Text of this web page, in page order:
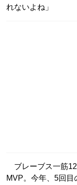
れないよね」
ブレーブス一筋
MVP。今年、5回